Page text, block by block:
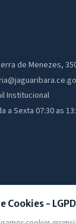
de Menezes,
Institucional
a Sexta 07:30 as
Cookies - LGPD